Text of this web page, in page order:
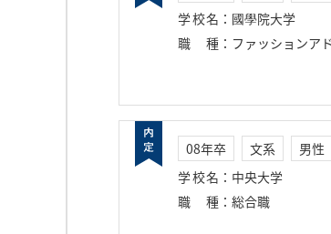
学校名 ： 國學院大学
職種 ： ファッションア
08年卒 文系
男性
学校名 ： 中央大学
職種 ： 総合職